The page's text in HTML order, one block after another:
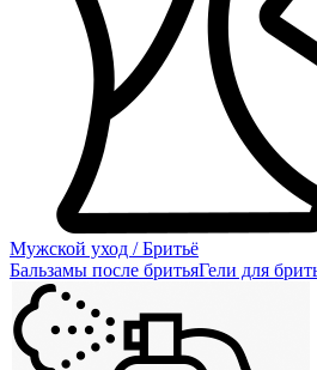
Мужской уход / Бритьё
Бальзамы после бритьяГели для